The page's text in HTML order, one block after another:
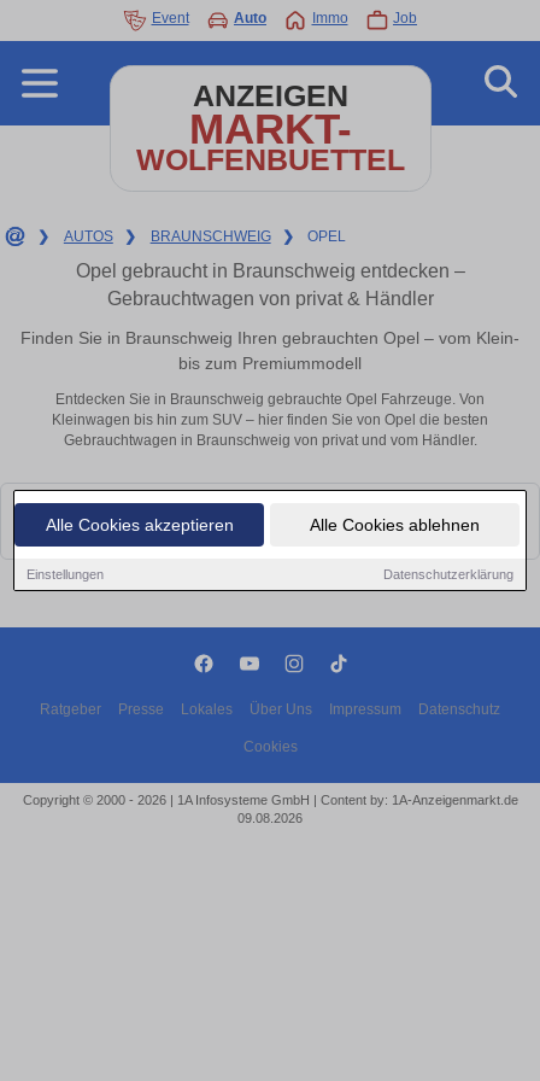
Alle Cookies akzeptieren Alle Cookies ablehnen
Einstellungen Datenschutzerklärung
Event Auto Immo Job
ANZEIGEN
MARKT-
WOLFENBUETTEL
❯ AUTOS ❯ BRAUNSCHWEIG ❯ OPEL
Opel gebraucht in Braunschweig entdecken –
Gebrauchtwagen von privat & Händler
Finden Sie in Braunschweig Ihren gebrauchten Opel – vom Klein-
bis zum Premiummodell
Entdecken Sie in Braunschweig gebrauchte Opel Fahrzeuge. Von
Kleinwagen bis hin zum SUV – hier finden Sie von Opel die besten
Gebrauchtwagen in Braunschweig von privat und vom Händler.
Leider konnten wir derzeit keine passenden Autos finden. Schauen Sie
bald wieder vorbei!
Ratgeber Presse Lokales Über Uns Impressum Datenschutz
Cookies
Copyright © 2000 - 2026 | 1A Infosysteme GmbH | Content by: 1A-Anzeigenmarkt.de
09.08.2026